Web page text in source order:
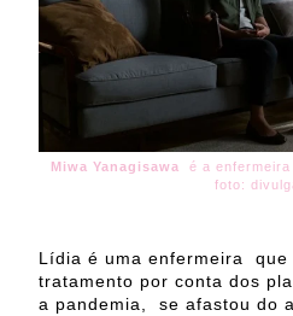
Miwa Yanagisawa é a enfermeira
foto:
Lídia é uma enfermeira que
tratamento por conta dos
a pandemia, se afastou do